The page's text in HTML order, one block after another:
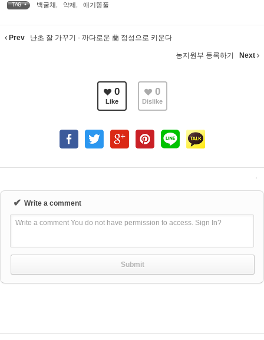
TAG • 백굴채 약제 애기똥풀
Prev 난초 잘 가꾸기 - 까다로운 蘭 정성으로 키운다
농지원부 등록하기 Next
0
Like
0
Dislike
✔ Write a comment
Write a comment You do not have permission to access. Sign In?